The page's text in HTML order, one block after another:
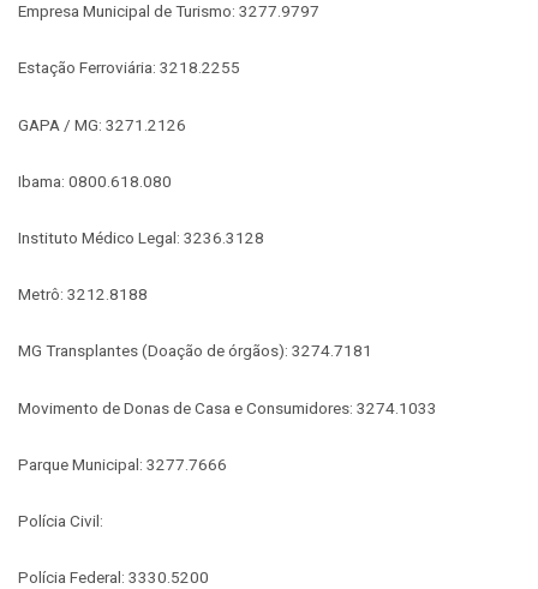
Empresa Municipal de Turismo: 3277.9797
Estação Ferroviária: 3218.2255
GAPA / MG: 3271.2126
Ibama: 0800.618.080
Instituto Médico Legal: 3236.3128
Metrô: 3212.8188
MG Transplantes (Doação de órgãos): 3274.7181
Movimento de Donas de Casa e Consumidores: 3274.1033
Parque Municipal: 3277.7666
Polícia Civil:
Polícia Federal: 3330.5200